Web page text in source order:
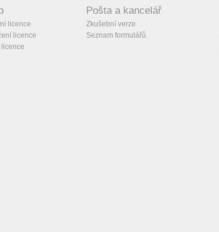
licence
licence
Pošta a kancelář
Zkušební verze
Seznam formulářů